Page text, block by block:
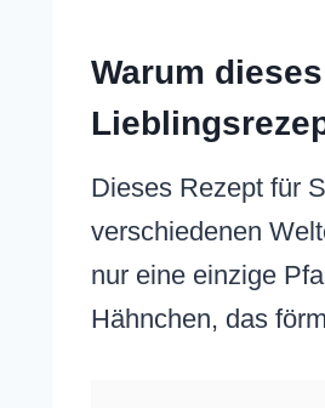
Warum
Dieses Rezept für
verschiedenen
nur eine einzige
Hähnchen, das